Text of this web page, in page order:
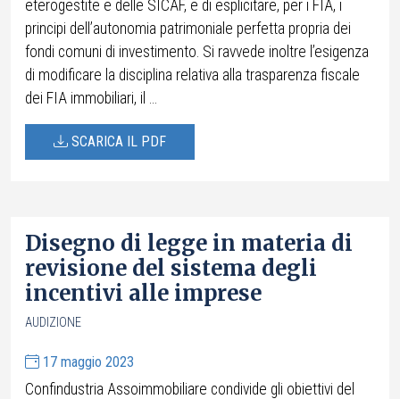
eterogestite e delle SICAF, e di esplicitare, per i FIA, i
principi dell’autonomia patrimoniale perfetta propria dei
fondi comuni di investimento. Si ravvede inoltre l’esigenza
di modificare la disciplina relativa alla trasparenza fiscale
dei FIA immobiliari, il ...
SCARICA IL PDF
Disegno di legge in materia di
revisione del sistema degli
incentivi alle imprese
AUDIZIONE
17 maggio 2023
Confindustria Assoimmobiliare condivide gli obiettivi del